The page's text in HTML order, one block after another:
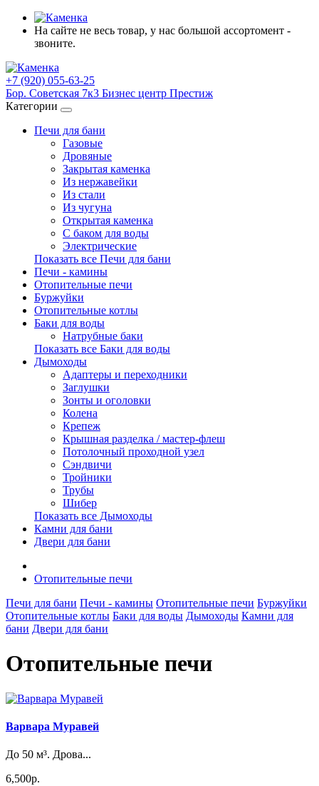
На сайте не весь товар, у нас большой ассортомент -
звоните.
+7 (920) 055-63-25
Бор. Советская 7к3 Бизнес центр Престиж
Категории
Печи для бани
Газовые
Дровяные
Закрытая каменка
Из нержавейки
Из стали
Из чугуна
Открытая каменка
С баком для воды
Электрические
Показать все Печи для бани
Печи - камины
Отопительные печи
Буржуйки
Отопительные котлы
Баки для воды
Натрубные баки
Показать все Баки для воды
Дымоходы
Адаптеры и переходники
Заглушки
Зонты и оголовки
Колена
Крепеж
Крышная разделка / мастер-флеш
Потолочный проходной узел
Сэндвичи
Тройники
Трубы
Шибер
Показать все Дымоходы
Камни для бани
Двери для бани
Отопительные печи
Печи для бани Печи - камины Отопительные печи Буржуйки
Отопительные котлы Баки для воды Дымоходы Камни для
бани Двери для бани
Отопительные печи
Варвара Муравей
До 50 м³. Дрова...
6,500р.